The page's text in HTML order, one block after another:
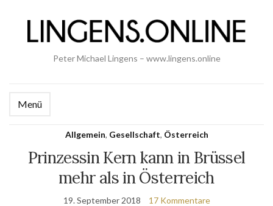
Peter Michael Lingens – www.lingens.online
Menü
Allgemein, Gesellschaft, Österreich
Prinzessin Kern kann in Brüssel
mehr als in Österreich
19. September 2018 17 Kommentare